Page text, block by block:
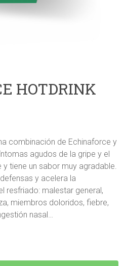
HOTDRINK
combinación de Echinaforce y
agudos de la gripe y el
tiene un sabor muy agradable.
y acelera la
resfriado: malestar general,
miembros doloridos, fiebre,
nasal…